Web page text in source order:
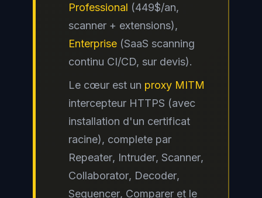
Professional (449$/an,
scanner + extensions),
Enterprise (SaaS scanning
continu CI/CD, sur devis).
Le cœur est un proxy MITM
intercepteur HTTPS (avec
installation d'un certificat
racine), complete par
Repeater, Intruder, Scanner,
Collaborator, Decoder,
Sequencer, Comparer et le